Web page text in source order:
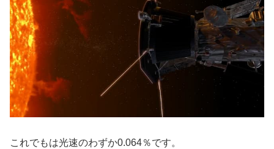
これでもは光速のわずか0.064％です。